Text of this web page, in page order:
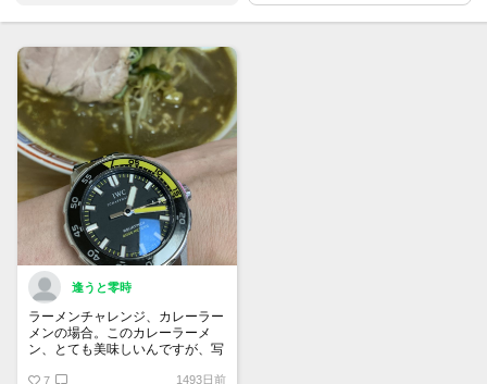
逢うと零時
ラーメンチャレンジ、カレーラー
メンの場合。このカレーラーメ
ン、とても美味しいんですが、写
7 1493日前